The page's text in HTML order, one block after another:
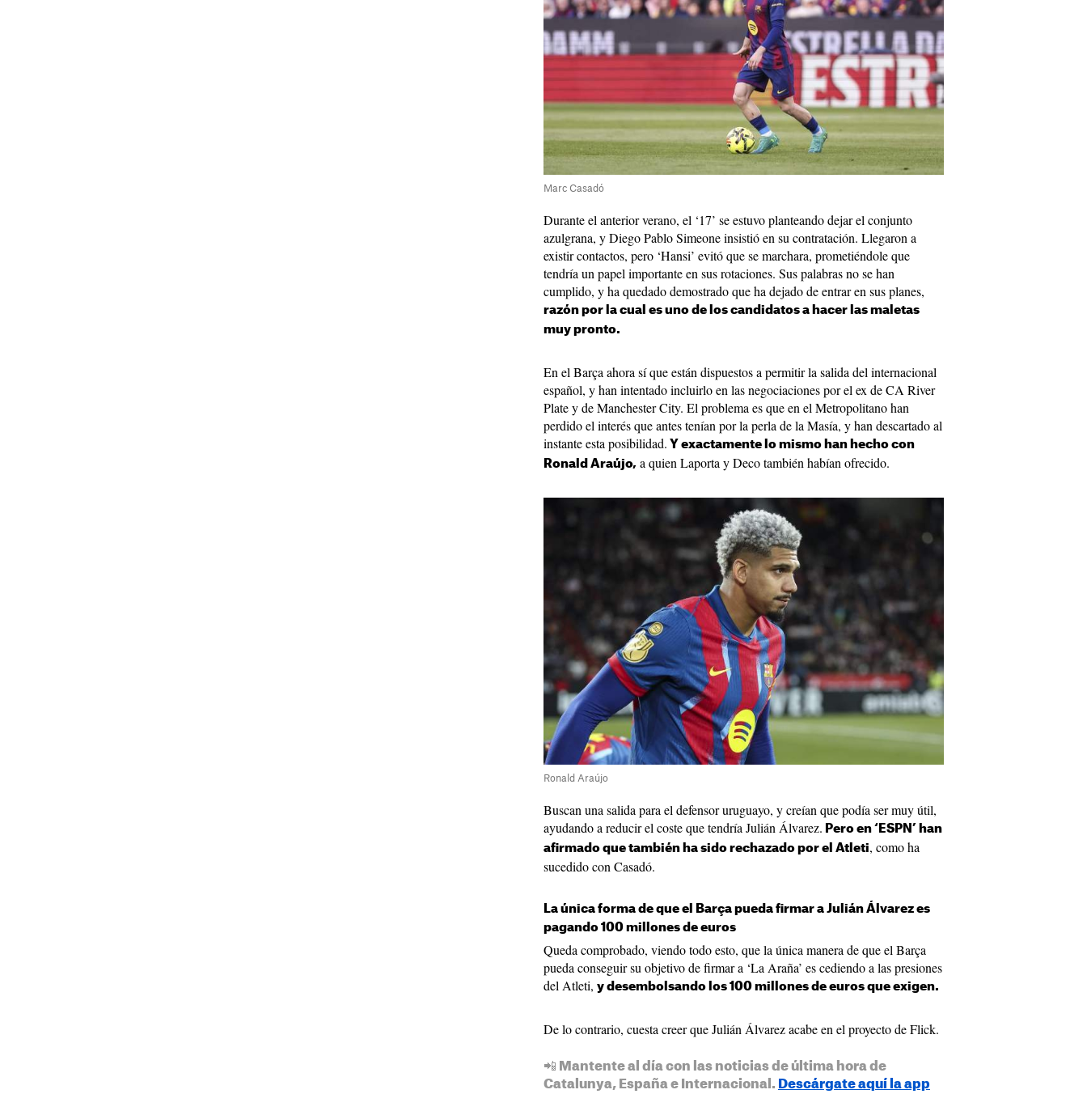
Marc Casadó
Durante el anterior verano, el ‘17’ se estuvo planteando dejar el conjunto
azulgrana, y Diego Pablo Simeone insistió en su contratación. Llegaron a
existir contactos, pero ‘Hansi’ evitó que se marchara, prometiéndole que
tendría un papel importante en sus rotaciones. Sus palabras no se han
cumplido, y ha quedado demostrado que ha dejado de entrar en sus planes,
razón por la cual es uno de los candidatos a hacer las maletas
muy pronto.
En el Barça ahora sí que están dispuestos a permitir la salida del internacional
español, y han intentado incluirlo en las negociaciones por el ex de CA River
Plate y de Manchester City. El problema es que en el Metropolitano han
perdido el interés que antes tenían por la perla de la Masía, y han descartado al
instante esta posibilidad. Y exactamente lo mismo han hecho con
Ronald Araújo, a quien Laporta y Deco también habían ofrecido.
Ronald Araújo
Buscan una salida para el defensor uruguayo, y creían que podía ser muy útil,
ayudando a reducir el coste que tendría Julián Álvarez. Pero en ‘ESPN’ han
afirmado que también ha sido rechazado por el Atleti, como ha
sucedido con Casadó.
La única forma de que el Barça pueda firmar a Julián Álvarez es
pagando 100 millones de euros
Queda comprobado, viendo todo esto, que la única manera de que el Barça
pueda conseguir su objetivo de firmar a ‘La Araña’ es cediendo a las presiones
del Atleti, y desembolsando los 100 millones de euros que exigen.
De lo contrario, cuesta creer que Julián Álvarez acabe en el proyecto de Flick.
📲 Mantente al día con las noticias de última hora de
Catalunya, España e Internacional. Descárgate aquí la app